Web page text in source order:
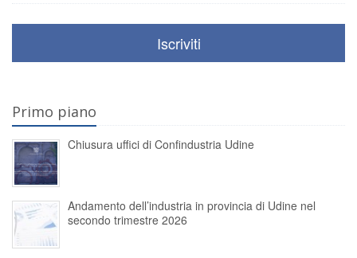
Iscriviti
Primo piano
Chiusura uffici di Confindustria Udine
Andamento dell’industria in provincia di Udine nel
secondo trimestre 2026